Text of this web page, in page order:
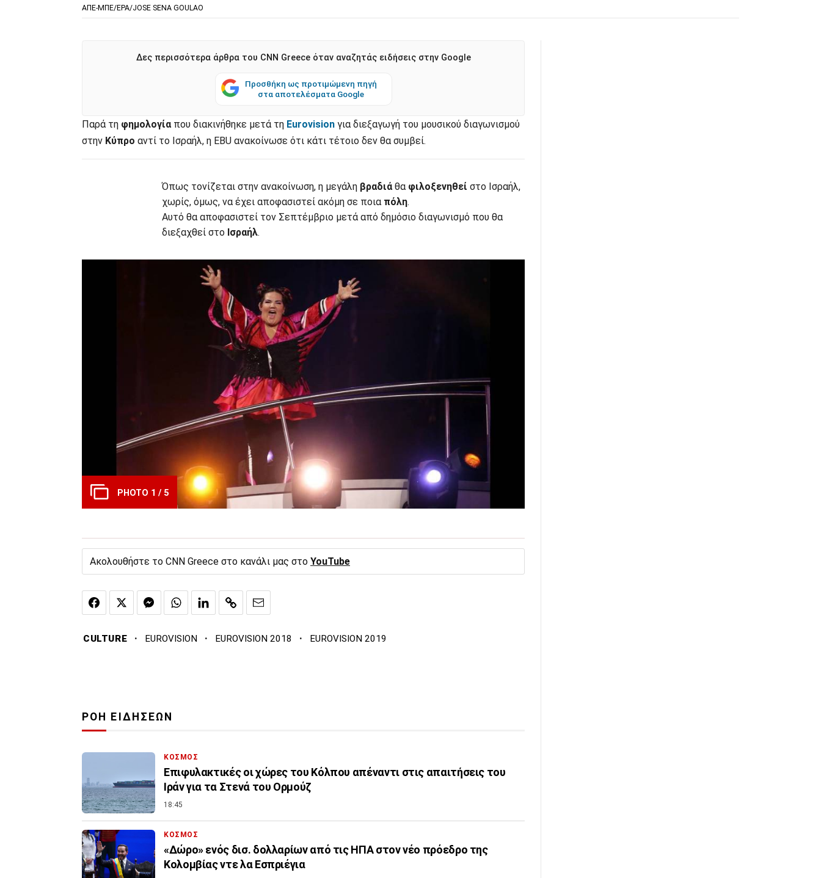
ΑΠΕ-ΜΠΕ/ΕΡΑ/JOSE SENA GOULAO
Δες περισσότερα άρθρα του CNN Greece όταν αναζητάς ειδήσεις στην Google
Προσθήκη ως προτιμώμενη πηγή
στα αποτελέσματα Google
Παρά τη φημολογία που διακινήθηκε μετά τη Eurovision για διεξαγωγή του μουσικού διαγωνισμού
στην Κύπρο αντί το Ισραήλ, η EBU ανακοίνωσε ότι κάτι τέτοιο δεν θα συμβεί.
Όπως τονίζεται στην ανακοίνωση, η μεγάλη βραδιάθα φιλοξενηθεί στο Ισραήλ,
χωρίς, όμως, να έχει αποφασιστεί ακόμη σε ποια πόλη.
Αυτό θα αποφασιστεί τον Σεπτέμβριο μετά από δημόσιο διαγωνισμό που θα
διεξαχθεί στο Ισραήλ.
PHOTO 1 / 5
Ακολουθήστε το CNN Greece στο κανάλι μας στο YouTube
CULTURE · EUROVISION · EUROVISION 2018 · EUROVISION 2019
ΡΟΗ ΕΙΔΗΣΕΩΝ
ΚΟΣΜΟΣ
Επιφυλακτικές οι χώρες του Κόλπου απέναντι στις απαιτήσεις του
Ιράν για τα Στενά του Ορμούζ
18:45
ΚΟΣΜΟΣ
«Δώρο» ενός δισ. δολλαρίων από τις ΗΠΑ στον νέο πρόεδρο της
Κολομβίας ντε λα Εσπριέγια